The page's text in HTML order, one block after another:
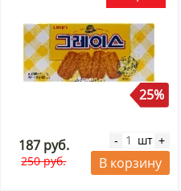
25%
187 руб.
250 руб.
- шт +
В корзину